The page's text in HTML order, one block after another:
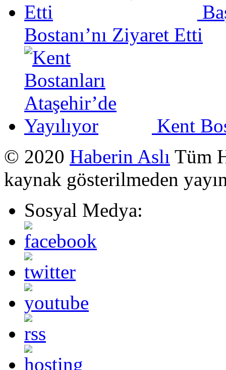
Bostanı’nı Ziyaret Etti
Kent
© 2020 Haberin Aslı Tüm
kaynak gösterilmeden
Sosyal Medya: